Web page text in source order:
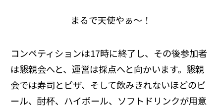
まるで天使やぁ～！
コンペティションは17時に終了し、その後参加者
は懇親会へと、運営は採点へと向かいます。懇親
会では寿司とピザ、そして飲みきれないほどのビ
ール、酎杯、ハイボール、ソフトドリンクが用意